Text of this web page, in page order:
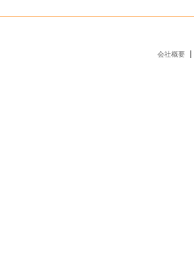
会社概要